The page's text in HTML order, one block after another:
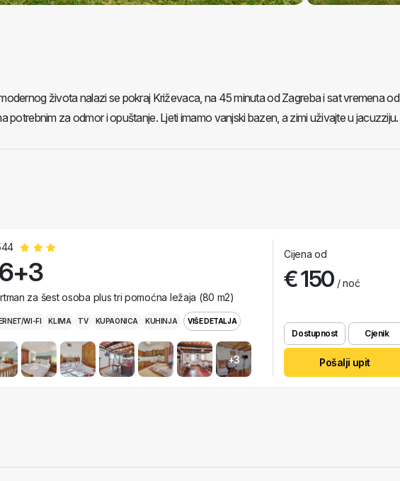
života nalazi se pokraj Križevaca, na 45 minuta od Zagreba i sat vremena od
potrebnim za odmor i opuštanje. Ljeti imamo vanjski bazen, a zimi uživajte u jacuzziju.
za šest osoba plus tri pomoćna ležaja (80 m2)
WI-FI KLIMA TV KUPAONICA KUHINJA VIŠE DETALJA
+3
Cijena od
€ 150/ noć
Dostupnost Cjenik
Pošalji upit